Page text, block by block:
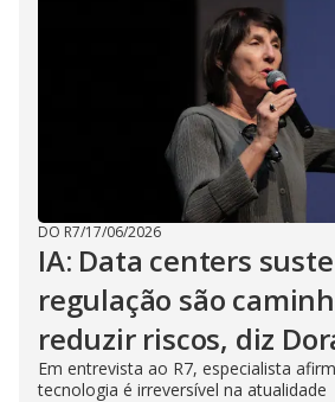
DO R7/17/06/2026
IA: Data centers
regulação são
reduzir riscos, diz
Em entrevista ao R7, especialista
tecnologia é irreversível na atualidade